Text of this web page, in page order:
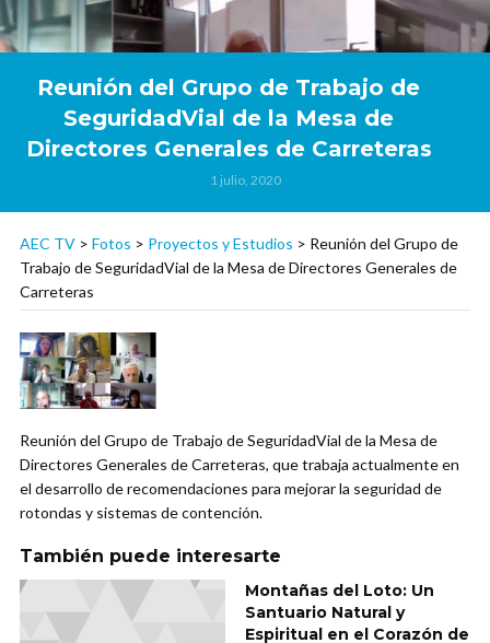
Reunión del Grupo de Trabajo de
SeguridadVial de la Mesa de
Directores Generales de Carreteras
1 julio, 2020
AEC TV > Fotos > Proyectos y Estudios > Reunión del Grupo de
Trabajo de SeguridadVial de la Mesa de Directores Generales de
Carreteras
Reunión del Grupo de Trabajo de SeguridadVial de la Mesa de
Directores Generales de Carreteras, que trabaja actualmente en
el desarrollo de recomendaciones para mejorar la seguridad de
rotondas y sistemas de contención.
También puede interesarte
Montañas del Loto: Un
Santuario Natural y
Espiritual en el Corazón de